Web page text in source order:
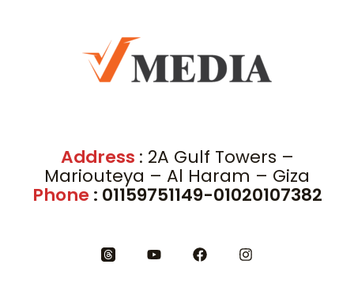
Address : 2A Gulf Towers –
Mariouteya – Al Haram – Giza
Phone : 01159751149-01020107382